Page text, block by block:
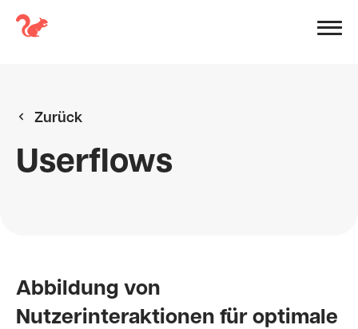
Zurück
Userflows
Abbildung von
Nutzerinteraktionen für optimale